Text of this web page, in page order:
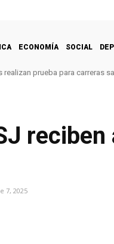
ECONOMÍA SOCIAL
realizan prueba para carreras
7, 2025